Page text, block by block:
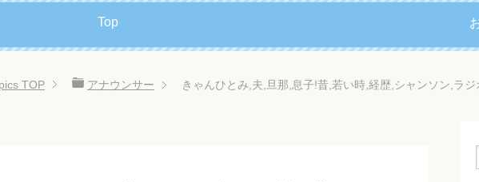
Top
TOP アナウンサー きゃんひとみ,夫,旦那,息子!昔,若い時,経歴,シャンソン,ラジ